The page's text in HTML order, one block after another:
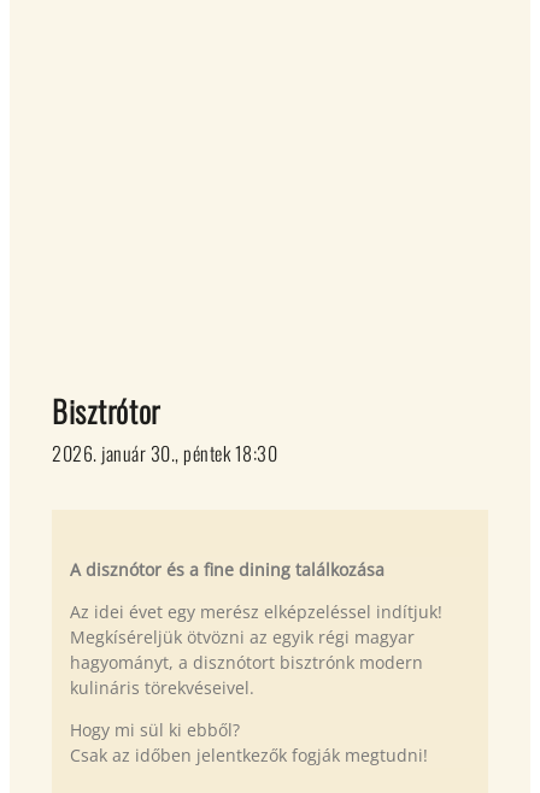
Bisztrótor
2026. január 30., péntek 18:30
A disznótor és a fine dining találkozása
Az idei évet egy merész elképzeléssel indítjuk!
Megkíséreljük ötvözni az egyik régi magyar
hagyományt, a disznótort bisztrónk modern
kulináris törekvéseivel.
Hogy mi sül ki ebből?
Csak az időben jelentkezők fogják megtudni!